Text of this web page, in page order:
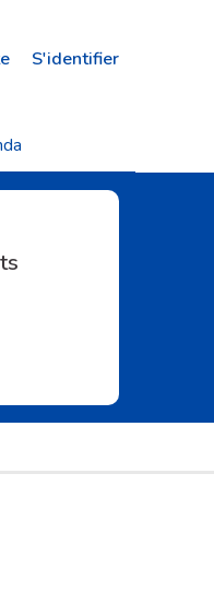
S'identifier